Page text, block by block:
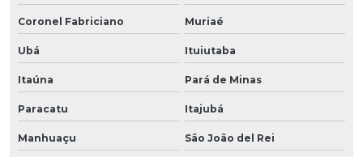
Coronel Fabriciano Muriaé
Ubá Ituiutaba
Itaúna Pará de Minas
Paracatu Itajubá
Manhuaçu São João del Rei